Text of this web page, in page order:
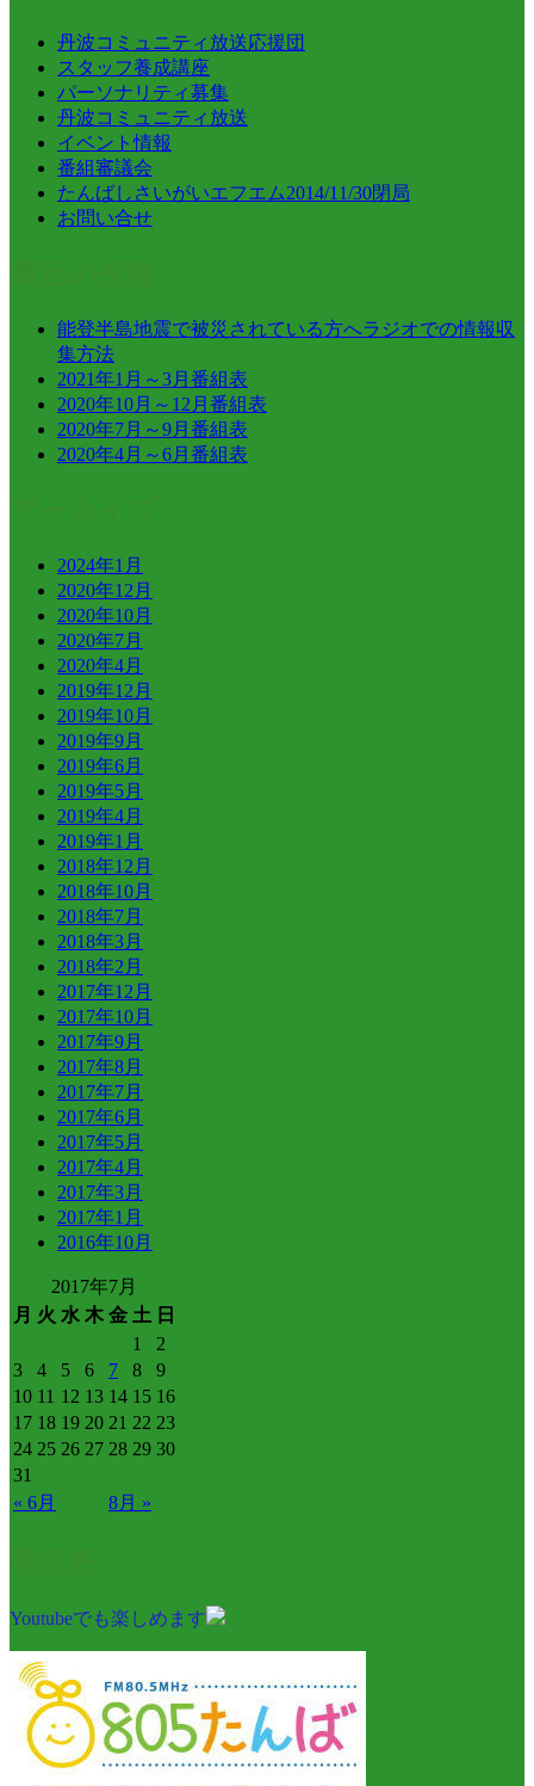
丹波コミュニティ放送応援団
スタッフ養成講座
パーソナリティ募集
丹波コミュニティ放送
イベント情報
番組審議会
たんばしさいがいエフエム2014/11/30閉局
お問い合せ
能登半島地震で被災されている方へラジオでの情報収
集方法
2021年1月～3月番組表
2020年10月～12月番組表
2020年7月～9月番組表
2020年4月～6月番組表
2024年1月
2020年12月
2020年10月
2020年7月
2020年4月
2019年12月
2019年10月
2019年9月
2019年6月
2019年5月
2019年4月
2019年1月
2018年12月
2018年10月
2018年7月
2018年3月
2018年2月
2017年12月
2017年10月
2017年9月
2017年8月
2017年7月
2017年6月
2017年5月
2017年4月
2017年3月
2017年1月
2016年10月
2017年7月
月 火 水 木 金 土 日
« 6月 8月 »
1
2
3
4 5 6 7 8
9
10 11 12 13 14 15 16
17 18 19 20 21 22 23
24 25 26 27 28 29 30
31
Youtubeでも楽しめます